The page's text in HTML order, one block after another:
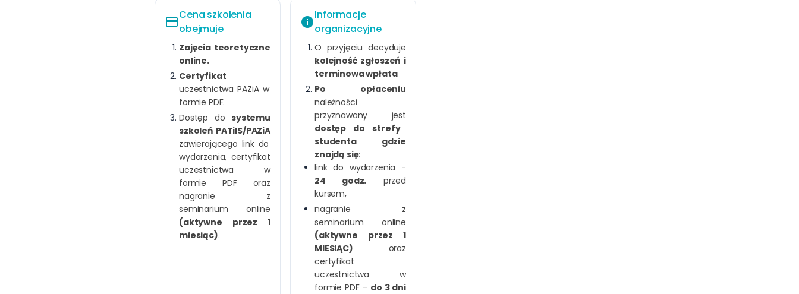
payment
Cena szkolenia
obejmuje
Zajęcia teoretyczne
online.
Certyfikat
uczestnictwa PAZiA w
formie PDF.
Dostęp dosystemu
szkoleń PATiIS/PAZiA
zawierającego link do
wydarzenia, certyfikat
uczestnictwa w
formie PDF oraz
nagranie z
seminarium online
(aktywne przez 1
miesiąc).
info
Informacje
organizacyjne
O przyjęciu decyduje
kolejność zgłoszeń i
terminowa wpłata.
Po opłaceniu
należności
przyznawany jest
dostęp do strefy
studenta gdzie
znajdą się:
link do wydarzenia -
24 godz. przed
kursem,
nagranie z
seminarium online
(aktywne przez 1
MIESIĄC) oraz
certyfikat
uczestnictwa w
formie PDF - do 3 dni